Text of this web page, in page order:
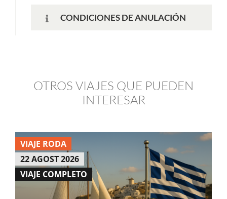
CONDICIONES DE ANULACIÓN
OTROS VIAJES QUE PUEDEN
INTERESAR
VIAJE RODA
VIAJE COMPLETO
22 AGOST 2026